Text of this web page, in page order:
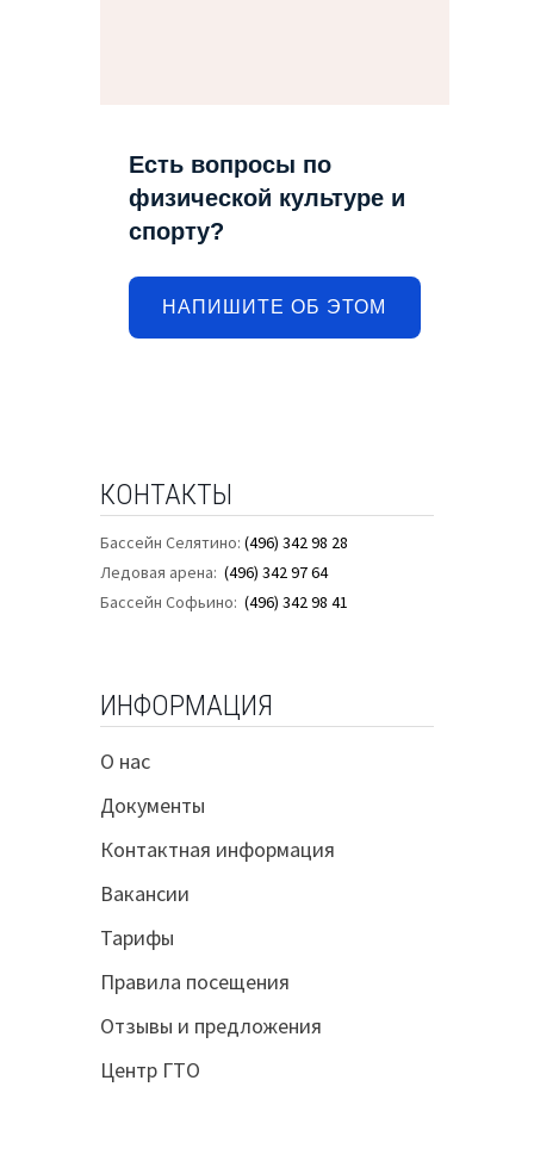
Есть вопросы по
физической культуре и
спорту?
НАПИШИТЕ ОБ ЭТОМ
КОНТАКТЫ
Бассейн Селятино: (496) 342 98 28
Ледовая арена: (496) 342 97 64
Бассейн Софьино: (496) 342 98 41
ИНФОРМАЦИЯ
О нас
Документы
Контактная информация
Вакансии
Тарифы
Правила посещения
Отзывы и предложения
Центр ГТО